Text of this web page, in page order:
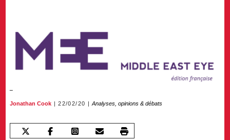
Jonathan Cook 22/02/20 Analyses, opinions & débats